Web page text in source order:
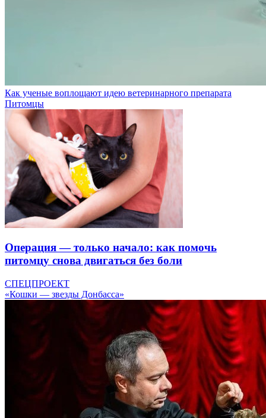
Как ученые воплощают идею ветеринарного препарата
Питомцы
Операция — только начало: как помочь
питомцу снова двигаться без боли
СПЕЦПРОЕКТ
«Кошки — звезды Донбасса»